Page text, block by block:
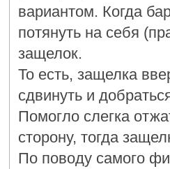
вариантом. Когда
потянуть на себя
защелок.
То есть, защелка
сдвинуть и
Помогло слегка
сторону, тогда
По поводу самого